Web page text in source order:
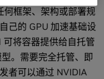
框架、架构或部署规
己的 GPU 加速基础设
将容器提供给自托管
。需要完全托管、即
者可以通过 NVIDIA